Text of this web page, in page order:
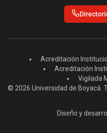
Acreditación
Acreditación
Vigilada
© 2026 Universidad de Boyacá.
Diseño y